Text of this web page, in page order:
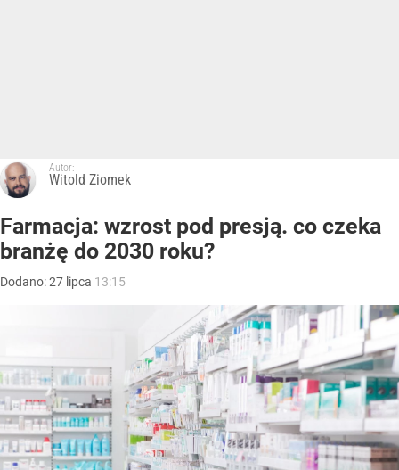
Autor:
Witold Ziomek
Farmacja: wzrost pod presją. co czeka
branżę do 2030 roku?
Dodano:27 lipca 13:15